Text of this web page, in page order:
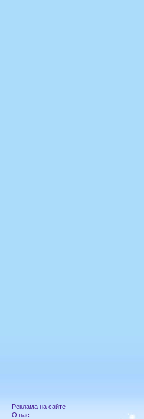
Реклама на сайте
О нас